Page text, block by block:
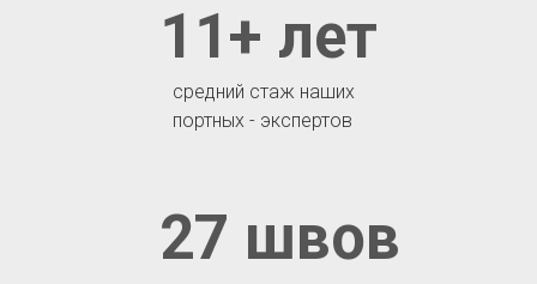
27 швов
средний стаж наших
портных - экспертов
11+ лет